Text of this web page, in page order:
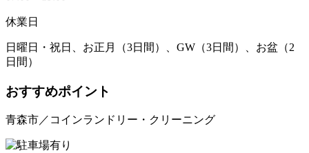
休業日
日曜日・祝日、お正月（3日間）、GW（3日間）、お盆（2
日間）
おすすめポイント
青森市／コインランドリー・クリーニング